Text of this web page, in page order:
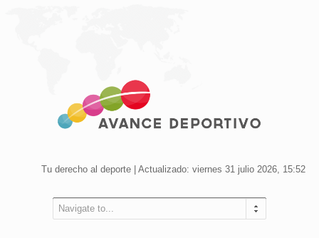
Tu derecho al deporte | Actualizado: viernes 31 julio 2026, 15:52
Navigate to...